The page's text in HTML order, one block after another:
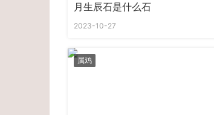
月生辰石是什么石
2023-10-27
属鸡